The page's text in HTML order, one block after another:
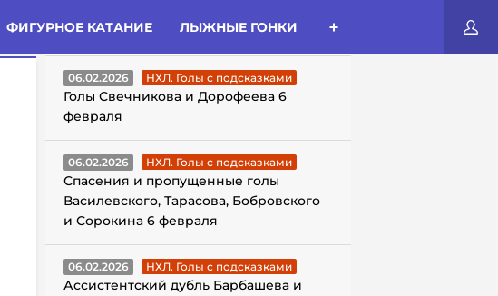
ФИГУРНОЕ КАТАНИЕ ЛЫЖНЫЕ ГОНКИ
ГОЛЫ С ПОДСКАЗКАМИ
06.02.2026 НХЛ. Голы с подсказками
Голы Свечникова и Дорофеева 6
февраля
06.02.2026 НХЛ. Голы с подсказками
Спасения и пропущенные голы
Василевского, Тарасова, Бобровского
и Сорокина 6 февраля
06.02.2026 НХЛ. Голы с подсказками
Ассистентский дубль Барбашева и